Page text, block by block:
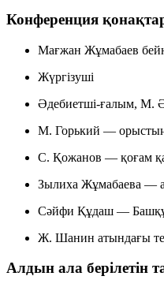
Конференция
Мағжан Жұмабаев
Жүргізуші
Әдебиетші-ғалым, М.
М. Горький —
С. Қожанов — қоғам
Зылиха Жұмабаева —
Сәйфи Құдаш —
Ж. Шанин атындағы
Алдын ала берілетін